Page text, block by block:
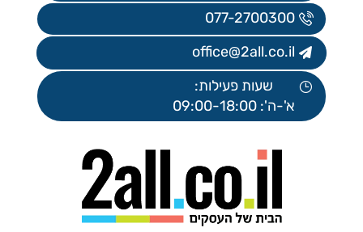
077-2700300
office@2all.co.il
שעות פעילות:
א'-ה': 09:00-18:00